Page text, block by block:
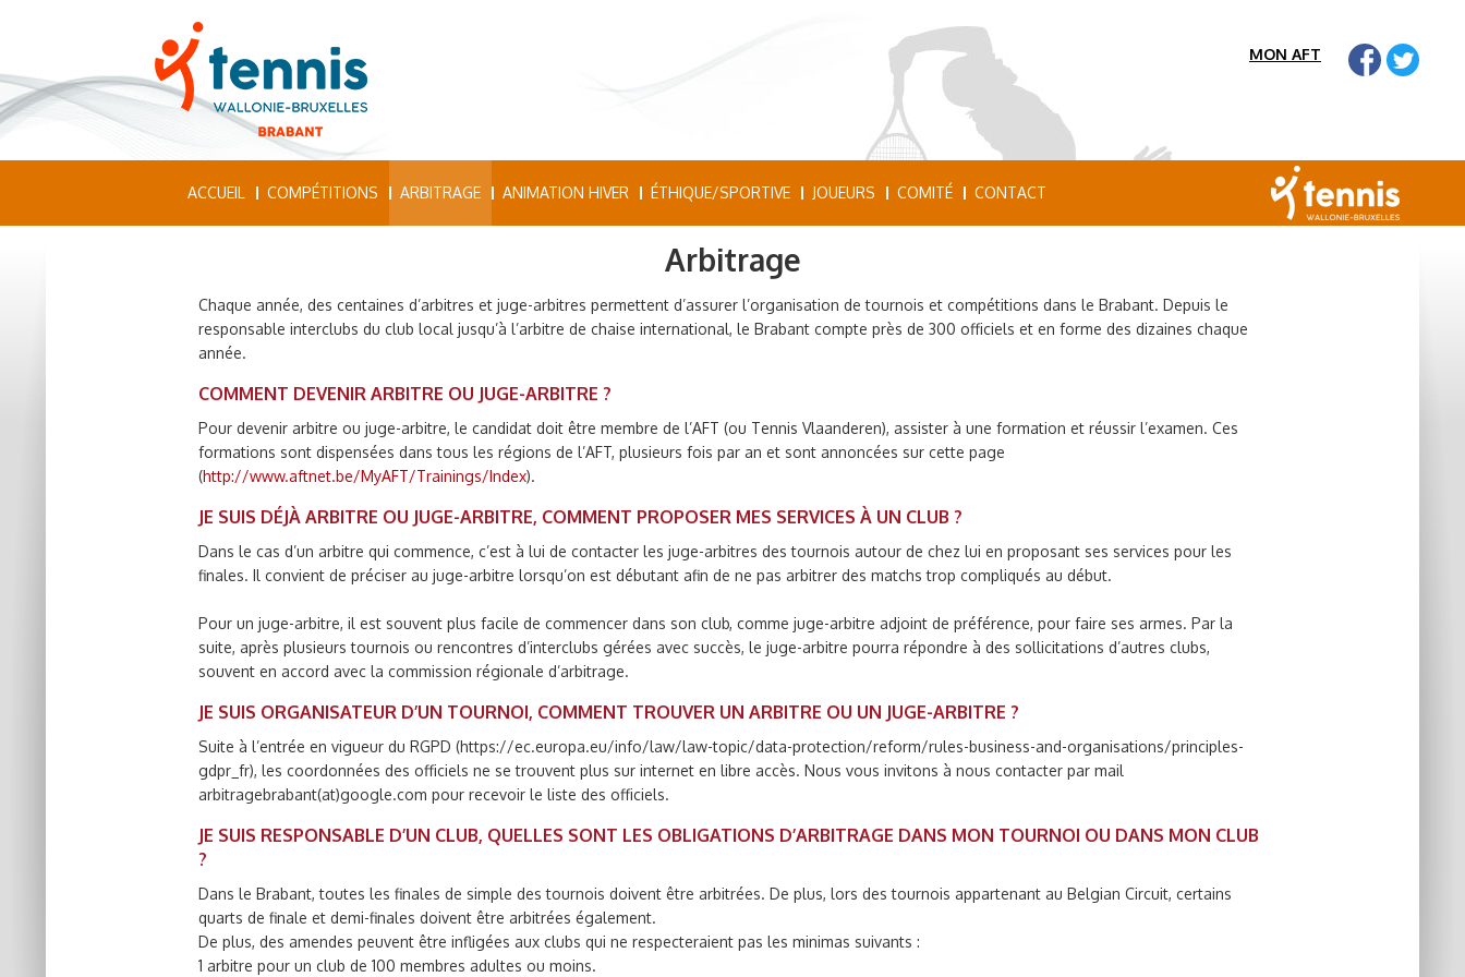
MON AFT
ACCUEIL COMPÉTITIONS ARBITRAGE ANIMATION HIVER ÉTHIQUE/SPORTIVE JOUEURS COMITÉ CONTACT
Arbitrage
Chaque année, des centaines d’arbitres et juge-arbitres permettent d’assurer l’organisation de tournois et compétitions dans le Brabant. Depuis le
responsable interclubs du club local jusqu’à l’arbitre de chaise international, le Brabant compte près de 300 officiels et en forme des dizaines chaque
année.
COMMENT DEVENIR ARBITRE OU JUGE-ARBITRE ?
Pour devenir arbitre ou juge-arbitre, le candidat doit être membre de l’AFT (ou Tennis Vlaanderen), assister à une formation et réussir l’examen. Ces
formations sont dispensées dans tous les régions de l’AFT, plusieurs fois par an et sont annoncées sur cette page
(http://www.aftnet.be/MyAFT/Trainings/Index).
JE SUIS DÉJÀ ARBITRE OU JUGE-ARBITRE, COMMENT PROPOSER MES SERVICES À UN CLUB ?
Dans le cas d’un arbitre qui commence, c’est à lui de contacter les juge-arbitres des tournois autour de chez lui en proposant ses services pour les
finales. Il convient de préciser au juge-arbitre lorsqu’on est débutant afin de ne pas arbitrer des matchs trop compliqués au début.
Pour un juge-arbitre, il est souvent plus facile de commencer dans son club, comme juge-arbitre adjoint de préférence, pour faire ses armes. Par la
suite, après plusieurs tournois ou rencontres d’interclubs gérées avec succès, le juge-arbitre pourra répondre à des sollicitations d’autres clubs,
souvent en accord avec la commission régionale d’arbitrage.
JE SUIS ORGANISATEUR D’UN TOURNOI, COMMENT TROUVER UN ARBITRE OU UN JUGE-ARBITRE ?
Suite à l’entrée en vigueur du RGPD (https://ec.europa.eu/info/law/law-topic/data-protection/reform/rules-business-and-organisations/principles-
gdpr_fr), les coordonnées des officiels ne se trouvent plus sur internet en libre accès. Nous vous invitons à nous contacter par mail
arbitragebrabant(at)google.com pour recevoir le liste des officiels.
JE SUIS RESPONSABLE D’UN CLUB, QUELLES SONT LES OBLIGATIONS D’ARBITRAGE DANS MON TOURNOI OU DANS MON CLUB
?
Dans le Brabant, toutes les finales de simple des tournois doivent être arbitrées. De plus, lors des tournois appartenant au Belgian Circuit, certains
quarts de finale et demi-finales doivent être arbitrées également.
De plus, des amendes peuvent être infligées aux clubs qui ne respecteraient pas les minimas suivants :
1 arbitre pour un club de 100 membres adultes ou moins.